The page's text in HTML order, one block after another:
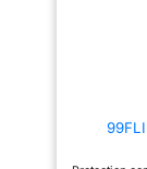
sécurité, mais
améliorer tes
vélo, en roller ou